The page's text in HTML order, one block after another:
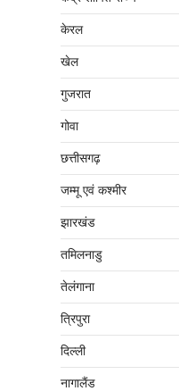
केरल
खेल
गुजरात
गोवा
छत्तीसगढ़
जम्‍मू एवं कश्‍मीर
झारखंड
तमिलनाडु
तेलंगाना
त्रिपुरा
दिल्‍ली
नागालैंड